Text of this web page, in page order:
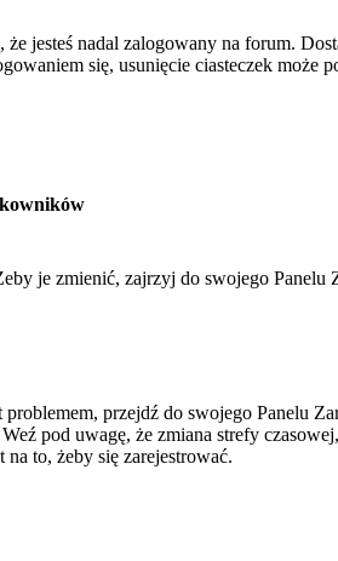
jesteś nadal zalogowany na forum.
się, usunięcie ciasteczek może
je zmienić, zajrzyj do swojego
przejdź do swojego Panelu
pod uwagę, że zmiana strefy
to, żeby się zarejestrować.